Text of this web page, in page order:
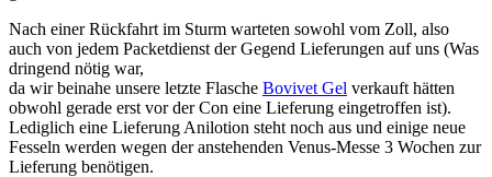
Nach einer Rückfahrt im Sturm warteten sowohl vom Zoll, also
auch von jedem Packetdienst der Gegend Lieferungen auf uns (Was
dringend nötig war,
da wir beinahe unsere letzte Flasche Bovivet Gel verkauft hätten
obwohl gerade erst vor der Con eine Lieferung eingetroffen ist).
Lediglich eine Lieferung Anilotion steht noch aus und einige neue
Fesseln werden wegen der anstehenden Venus-Messe 3 Wochen zur
Lieferung benötigen.